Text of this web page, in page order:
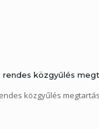
közgyűlés
közgyűlés